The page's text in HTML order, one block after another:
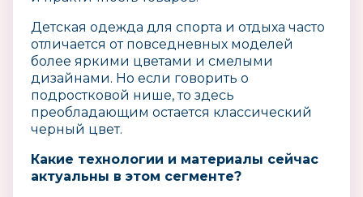
Детская одежда для спорта и отдыха часто
отличается от повседневных моделей
более яркими цветами и смелыми
дизайнами. Но если говорить о
подростковой нише, то здесь
преобладающим остается классический
черный цвет.
Какие технологии и материалы сейчас
актуальны в этом сегменте?